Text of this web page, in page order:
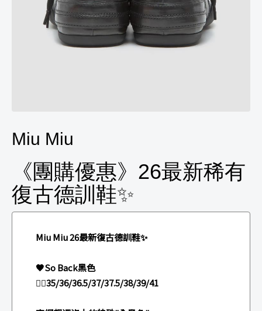
Miu Miu
《團購優惠》26最新稀有
復古德訓鞋✨
Miu Miu 26最新復古德訓鞋✨
🤎So Back黑色
👉🏻35/36/36.5/37/37.5/38/39/41